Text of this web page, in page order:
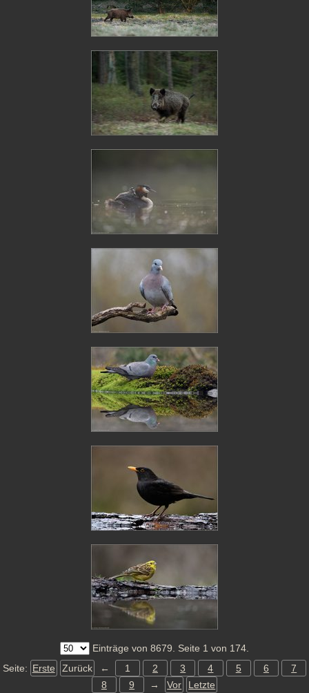
Einträge von 8679. Seite 1 von 174.
Seite: Erste Zurück ← 1 2 3 4 5 6
7
8
9 → Vor Letzte